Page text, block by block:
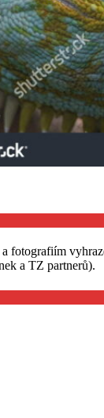
fotografiím
a TZ partnerů).